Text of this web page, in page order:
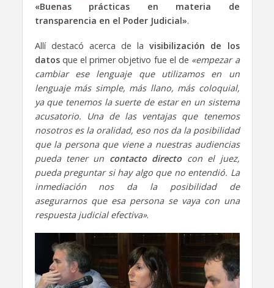
«Buenas prácticas en materia de
transparencia en el Poder Judicial».
Allí destacó acerca de lavisibilización de los
datosque el primer objetivo fue el de «empezar a
cambiar ese lenguaje que utilizamos en un
lenguaje más simple, más llano, más coloquial,
ya que tenemos la suerte de estar en un sistema
acusatorio. Una de las ventajas que tenemos
nosotros es la oralidad, eso nos da la posibilidad
que la persona que viene a nuestras audiencias
pueda tener un contacto directocon el juez,
pueda preguntar si hay algo que no entendió. La
inmediación nos da la posibilidad de
asegurarnos que esa persona se vaya con una
respuesta judicial efectiva».